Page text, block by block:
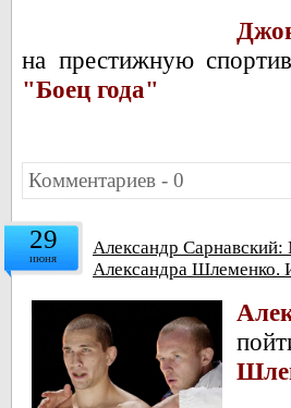
на престижную
"Боец года"
Комментариев - 0
29
июня
Александр Сарнавский:
Александра Шлеменко.